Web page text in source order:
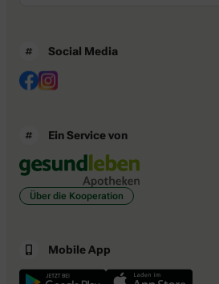
Social Media
Ein Service von
Über die Kooperation
Mobile App